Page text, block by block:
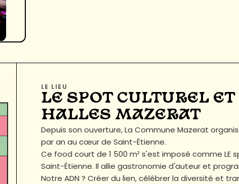
LE LIEU
LE SPOT CULTUREL
HALLES MAZERAT
Depuis son ouverture, La Commune Mazerat
par an au cœur de Saint-Étienne.
Ce food court de 1 500 m² s'est imposé comme LE
Saint-Étienne. Il allie gastronomie d'auteur et
Notre ADN ? Créer du lien, célébrer la diversité et